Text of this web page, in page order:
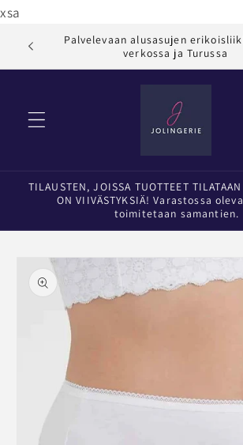
xsa
sisältöönPalvelevaan alusasujen
verkossa ja Turussa
TILAUSTEN, JOISSA TUOTTEET
ON VIIVÄSTYKSIÄ! Varastossa
toimitetaan samantien.
tuotetietoihin